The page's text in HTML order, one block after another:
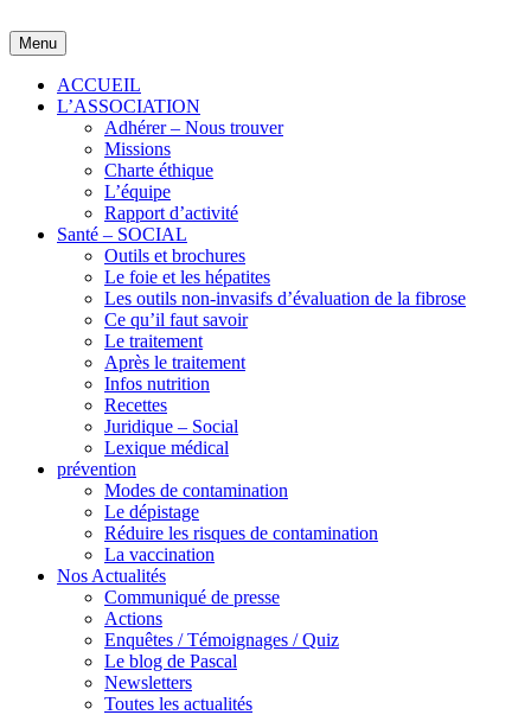
to
content
Menu
ACCUEIL
L’ASSOCIATION
Adhérer – Nous trouver
Missions
Charte éthique
L’équipe
Rapport d’activité
Santé – SOCIAL
Outils et brochures
Le foie et les hépatites
Les outils non-invasifs d’évaluation de la fibrose
Ce qu’il faut savoir
Le traitement
Après le traitement
Infos nutrition
Recettes
Juridique – Social
Lexique médical
prévention
Modes de contamination
Le dépistage
Réduire les risques de contamination
La vaccination
Nos Actualités
Communiqué de presse
Actions
Enquêtes / Témoignages / Quiz
Le blog de Pascal
Newsletters
Toutes les actualités